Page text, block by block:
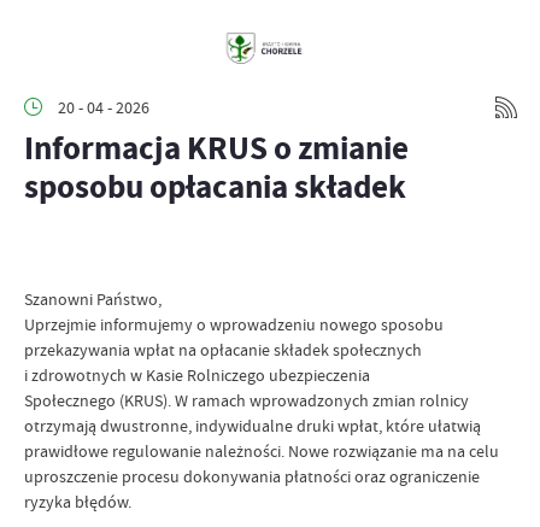
20 - 04 - 2026
Informacja KRUS o zmianie
sposobu opłacania składek
Szanowni Państwo,
Uprzejmie informujemy o wprowadzeniu nowego sposobu
przekazywania wpłat na opłacanie składek społecznych
i zdrowotnych w Kasie Rolniczego ubezpieczenia
Społecznego (KRUS). W ramach wprowadzonych zmian rolnicy
otrzymają dwustronne, indywidualne druki wpłat, które ułatwią
prawidłowe regulowanie należności. Nowe rozwiązanie ma na celu
uproszczenie procesu dokonywania płatności oraz ograniczenie
ryzyka błędów.